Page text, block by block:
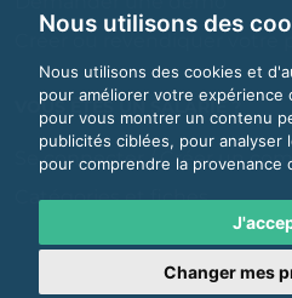
Nous utilisons des
Nous utilisons des cookies et
pour améliorer votre
pour vous montrer un contenu
publicités ciblées, pour
pour comprendre la provenance
Changer mes
Créer ou revendiquer votre
VOUS ÊTES UN SALARIÉ ?
Se connecter / Créer un
Catégories et fiches